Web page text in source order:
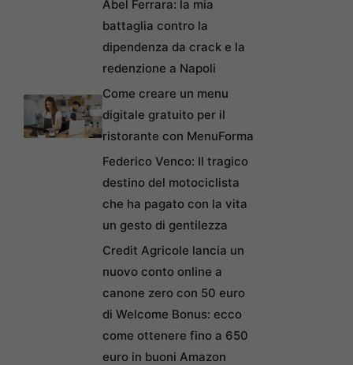
Abel Ferrara: la mia
battaglia contro la
dipendenza da crack e la
redenzione a Napoli
Come creare un menu
digitale gratuito per il
ristorante con MenuForma
Federico Venco: Il tragico
destino del motociclista
che ha pagato con la vita
un gesto di gentilezza
Credit Agricole lancia un
nuovo conto online a
canone zero con 50 euro
di Welcome Bonus: ecco
come ottenere fino a 650
euro in buoni Amazon